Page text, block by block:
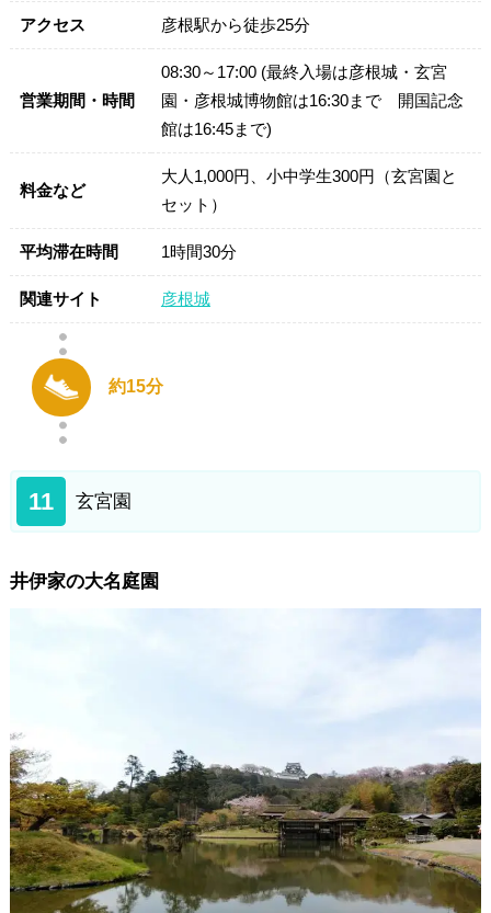
アクセス 彦根駅から徒歩25分
営業期間・時間
08:30～17:00 (最終入場は彦根城・玄宮
園・彦根城博物館は16:30まで 開国記念
館は16:45まで)
料金など
大人1,000円、小中学生300円（玄宮園と
セット）
平均滞在時間 1時間30分
関連サイト 彦根城
約15分
11 玄宮園
井伊家の大名庭園